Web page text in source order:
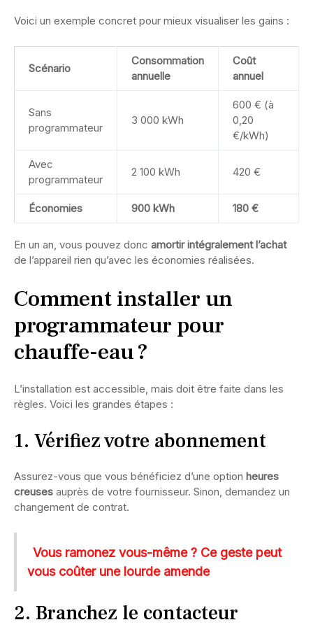
Voici un exemple concret pour mieux visualiser les gains :
Scénario
Consommation
annuelle
Coût
annuel
Sans
programmateur
3 000 kWh
600 € (à
0,20
€/kWh)
Avec
programmateur
2 100 kWh 420 €
Économies 900 kWh 180 €
En un an, vous pouvez donc amortir intégralement l’achat
de l’appareil rien qu’avec les économies réalisées.
Comment installer un
programmateur pour
chauffe-eau ?
L’installation est accessible, mais doit être faite dans les
règles. Voici les grandes étapes :
1. Vérifiez votre abonnement
Assurez-vous que vous bénéficiez d’une option heures
creuses auprès de votre fournisseur. Sinon, demandez un
changement de contrat.
Vous ramonez vous-même ? Ce geste peut
vous coûter une lourde amende
2. Branchez le contacteur